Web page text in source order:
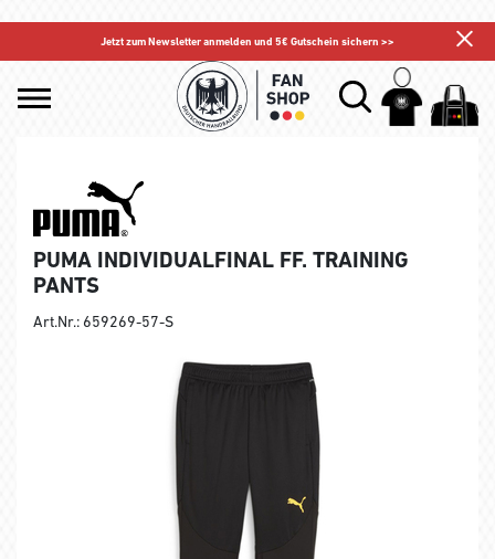
Jetzt zum Newsletter anmelden und 5€ Gutschein sichern >>
PUMA INDIVIDUALFINAL FF. TRAINING
PANTS
Art.Nr.: 659269-57-S